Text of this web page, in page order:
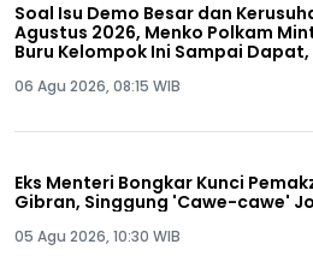
Soal Isu Demo Besar dan
Agustus 2026, Menko Polkam
Buru Kelompok Ini Sampai
06 Agu 2026, 08:15 WIB
Eks Menteri Bongkar Kunci
Gibran, Singgung 'Cawe-cawe'
05 Agu 2026, 10:30 WIB